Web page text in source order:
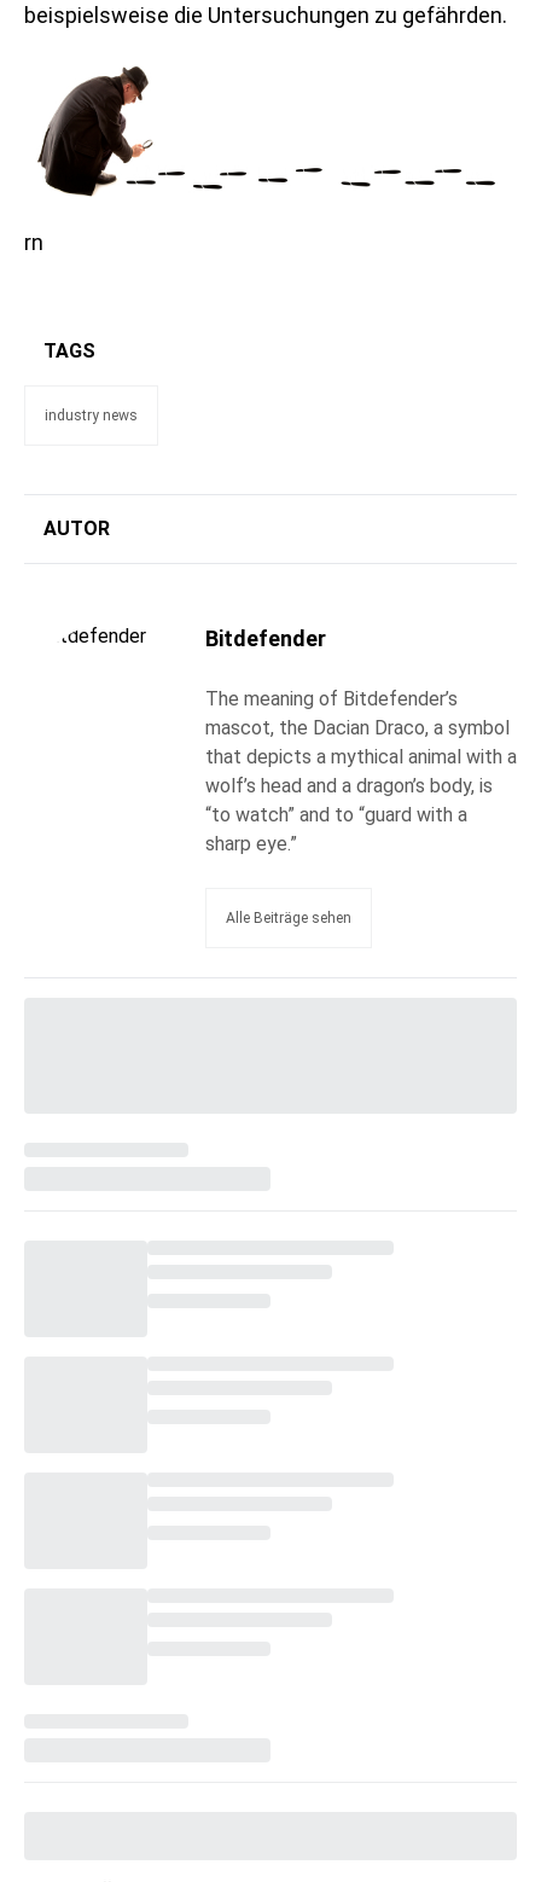
beispielsweise die Untersuchungen zu gefährden.
rn
TAGS
industry news
AUTOR
Bitdefender
The meaning of Bitdefender’s
mascot, the Dacian Draco, a symbol
that depicts a mythical animal with a
wolf’s head and a dragon’s body, is
“to watch” and to “guard with a
sharp eye.”
Alle Beiträge sehen